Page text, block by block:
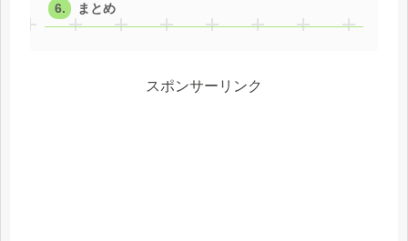
まとめ
スポンサーリンク